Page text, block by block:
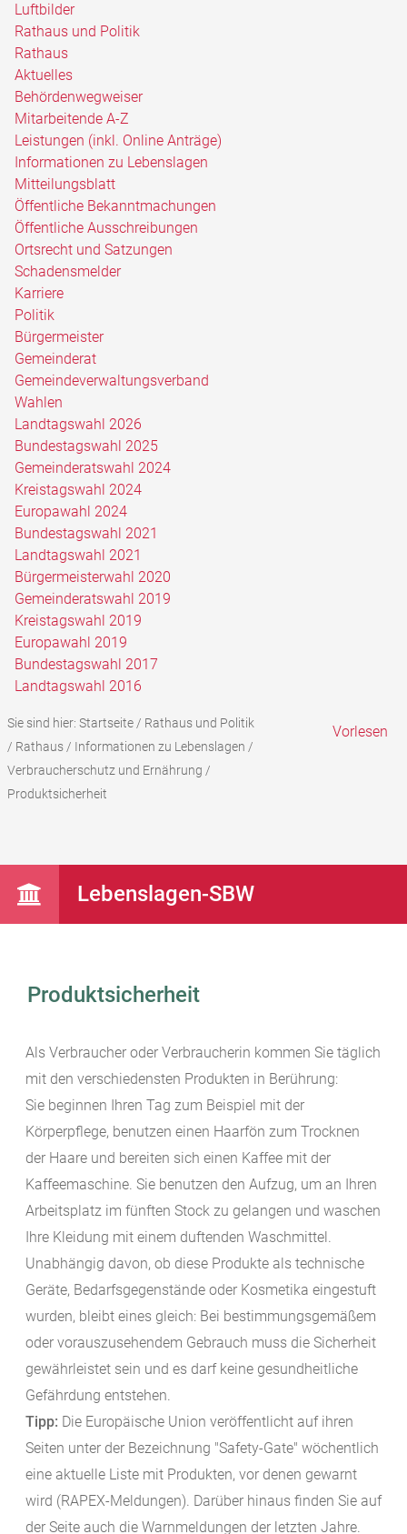
Luftbilder
Rathaus und Politik
Rathaus
Aktuelles
Behördenwegweiser
Mitarbeitende A-Z
Leistungen (inkl. Online Anträge)
Informationen zu Lebenslagen
Mitteilungsblatt
Öffentliche Bekanntmachungen
Öffentliche Ausschreibungen
Ortsrecht und Satzungen
Schadensmelder
Karriere
Politik
Bürgermeister
Gemeinderat
Gemeindeverwaltungsverband
Wahlen
Landtagswahl 2026
Bundestagswahl 2025
Gemeinderatswahl 2024
Kreistagswahl 2024
Europawahl 2024
Bundestagswahl 2021
Landtagswahl 2021
Bürgermeisterwahl 2020
Gemeinderatswahl 2019
Kreistagswahl 2019
Europawahl 2019
Bundestagswahl 2017
Landtagswahl 2016
Sie sind hier: Startseite/ Rathaus und Politik
/ Rathaus/ Informationen zu Lebenslagen /
Verbraucherschutz und Ernährung /
Produktsicherheit
Vorlesen
Lebenslagen-SBW
Produktsicherheit
Als Verbraucher oder Verbraucherin kommen Sie täglich
mit den verschiedensten Produkten in Berührung:
Sie beginnen Ihren Tag zum Beispiel mit der
Körperpflege, benutzen einen Haarfön zum Trocknen
der Haare und bereiten sich einen Kaffee mit der
Kaffeemaschine. Sie benutzen den Aufzug, um an Ihren
Arbeitsplatz im fünften Stock zu gelangen und waschen
Ihre Kleidung mit einem duftenden Waschmittel.
Unabhängig davon, ob diese Produkte als technische
Geräte, Bedarfsgegenstände oder Kosmetika eingestuft
wurden, bleibt eines gleich: Bei bestimmungsgemäßem
oder vorauszusehendem Gebrauch muss die Sicherheit
gewährleistet sein und es darf keine gesundheitliche
Gefährdung entstehen.
Tipp: Die Europäische Union veröffentlicht auf ihren
Seiten unter der Bezeichnung "Safety-Gate" wöchentlich
eine aktuelle Liste mit Produkten, vor denen gewarnt
wird (RAPEX-Meldungen). Darüber hinaus finden Sie auf
der Seite auch die Warnmeldungen der letzten Jahre.